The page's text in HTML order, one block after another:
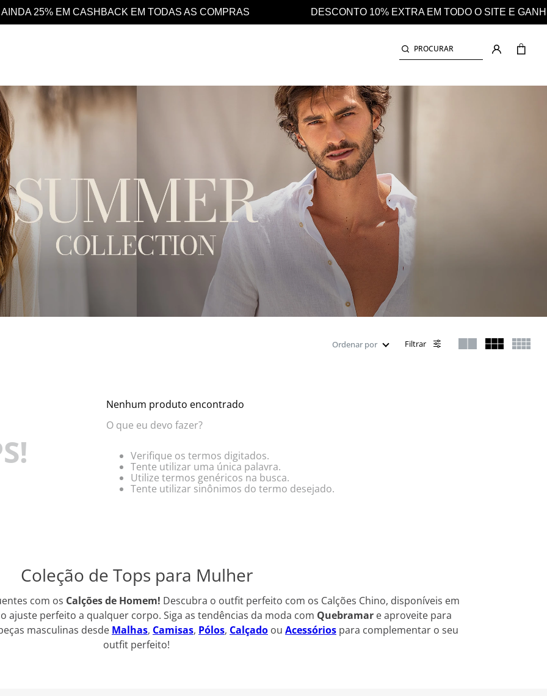
COMPRAS DESCONTO 10% EXTRA EM TODO O SITE E GANHE AINDA 25% EM CASHBACK EM TODAS
PROCURAR
Ordenar por Filtrar
Nenhum produto encontrado
O que eu devo fazer?
Verifique os termos digitados.
Tente utilizar uma única palavra.
Utilize termos genéricos na busca.
Tente utilizar sinônimos do termo desejado.
Coleção de Tops para Mulher
com os Calções de Homem! Descubra o outfit perfeito com os Calções Chino, disponíveis em
ajuste perfeito a qualquer corpo. Siga as tendências da moda com Quebramare aproveite para
masculinas desde Malhas, Camisas, Pólos, Calçadoou Acessóriospara complementar o seu
outfit perfeito!